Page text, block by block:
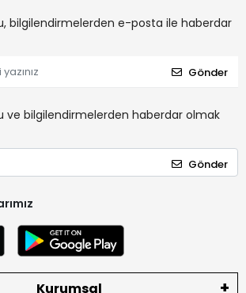
bilgilendirmelerden e-posta ile haberdar
Gönder
ve bilgilendirmelerden haberdar olmak
Gönder
Kurumsal